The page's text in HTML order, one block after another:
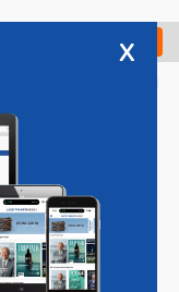
Check in
Vacatures
x